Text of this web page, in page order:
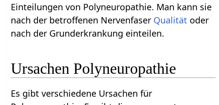
Einteilungen von Polyneuropathie. Man kann sie
nach der betroffenen Nervenfaser Qualität oder
nach der Grunderkrankung einteilen.
Ursachen Polyneuropathie
Es gibt verschiedene Ursachen für